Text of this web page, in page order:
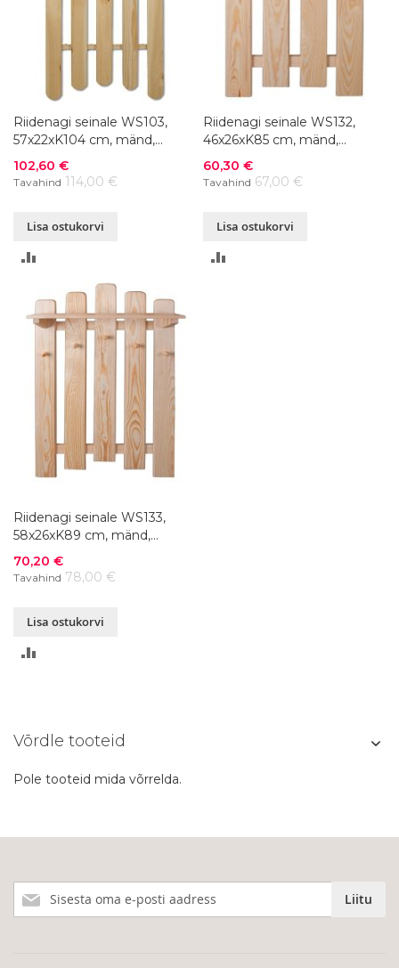
Riidenagi seinale WS103,
57x22xK104 cm, mänd,
värvivalik
Soodushind
102,60 €
Tavahind 114,00 €
Lisa ostukorvi
VÕRDLUSESSE
Riidenagi seinale WS132,
46x26xK85 cm, mänd,
värvivalik
Soodushind
60,30 €
Tavahind 67,00 €
Lisa ostukorvi
Riidenagi seinale WS133,
58x26xK89 cm, mänd,
värvivalik
Soodushind
70,20 €
Tavahind 78,00 €
Lisa ostukorvi
Võrdle tooteid
Pole tooteid mida võrrelda.
meie
Liitu